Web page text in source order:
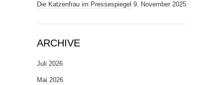
Die Katzenfrau im Pressespiegel 9. November 2025
ARCHIVE
Juli 2026
Mai 2026